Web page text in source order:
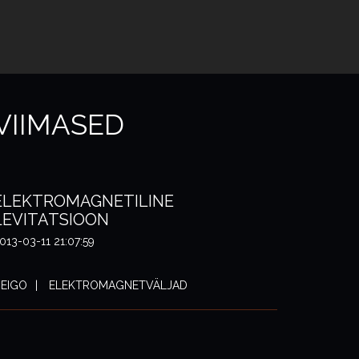
03-11 21:07:59
ELEKTROMAGNETVÄLJAD